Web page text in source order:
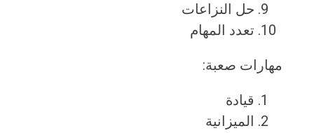
حل النزاعات
تعدد المهام
مهارات صعبة:
قيادة
الميزانية